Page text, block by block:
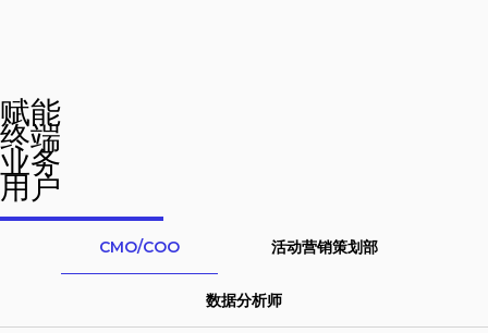
赋能
终端
业务
用户
CMO/COO 活动营销策划部
数据分析师